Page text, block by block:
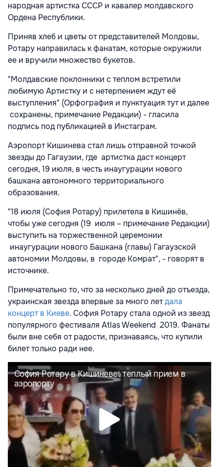
народная артистка СССР и кавалер молдавского
Ордена Республики.
Приняв хлеб и цветы от представителей Молдовы,
Ротару направилась к фанатам, которые окружили
ее и вручили множество букетов.
"Молдавские поклонники с теплом встретили
любимую Артистку и с нетерпением ждут её
выступления" (Орфография и пунктуация тут и далее
сохранены, примечание Редакции) - гласила
подпись под публикацией в Инстаграм.
Аэропорт Кишинева стал лишь отправной точкой
звезды до Гагаузии, где артистка даст концерт
сегодня, 19 июля, в честь инаугурации нового
башкана автономного территориального
образования.
"18 июля (София Ротару) прилетела в Кишинёв,
чтобы уже сегодня (19 июля – примечание Редакции)
выступить на торжественной церемонии
инаугурации нового Башкана (главы) Гагаузской
автономии Молдовы, в городе Комрат", - говорят в
источнике.
Примечательно то, что за несколько дней до отъезда,
украинская звезда впервые за много летдала
концерт в Киеве. София Ротару стала одной из звезд
популярного фестиваля Atlas Weekend 2019. Фанаты
были вне себя от радости, признаваясь, что купили
билет только ради нее.